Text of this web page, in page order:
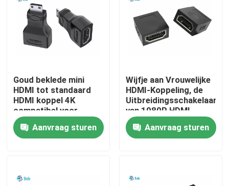
Huis
Over ons
Goud beklede mini
HDMI tot standaard
HDMI koppel 4K
compatibel voor
camera camcorder
Aanvraag sturen
Wijfje aan Vrouwelijke
HDMI-Koppeling, de
Uitbreidingsschakelaar
van 1080P HDMI
Aanvraag sturen